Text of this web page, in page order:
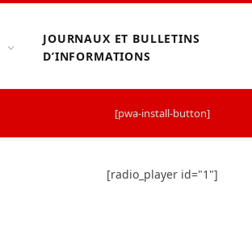
JOURNAUX ET BULLETINS
D’INFORMATIONS
[pwa-install-button]
[radio_player id="1"]